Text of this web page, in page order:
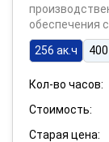
обеспечения
256 ак.ч
Кол-во часов:
Стоимость:
Старая цена: